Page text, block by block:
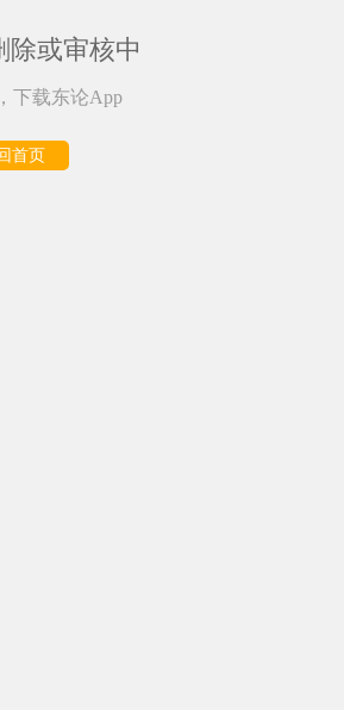
除或审核中
下载东论App
首页